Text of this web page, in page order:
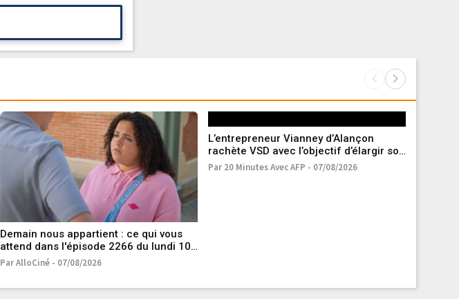
Demain nous appartient : ce qui vous
attend dans l'épisode 2266 du lundi 10
août 2026 [SPOILERS]
Par AlloCiné - 07/08/2026
L’entrepreneur Vianney d’Alançon
rachète VSD avec l’objectif d’élargir son
audience
Par 20 Minutes Avec AFP - 07/08/2026